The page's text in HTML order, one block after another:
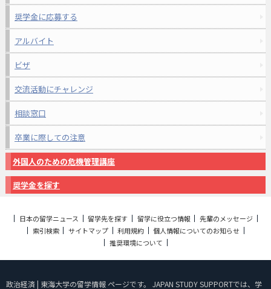
奨学金に応募する
アルバイト
ビザ
交流活動にチャレンジ
相談窓口
卒業に際しての注意
外国人のための危機管理講座
奨学金を探す
日本の留学ニュース 留学先を探す 留学に役立つ情報
先輩のメッセージ
索引検索
サイトマップ 利用規約
個人情報についてのお知らせ
推奨環境について
政治経済 | 東海大学の留学情報 ページです。 JAPAN STUDY SUPPORTでは、学